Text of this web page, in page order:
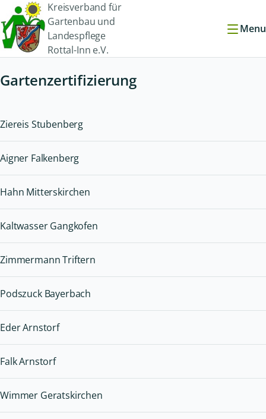
Kreisverband für
Gartenbau und
Landespflege
Rottal-Inn e.V.
Menu
Gartenzertifizierung
Ziereis Stubenberg
Aigner Falkenberg
Hahn Mitterskirchen
Kaltwasser Gangkofen
Zimmermann Triftern
Podszuck Bayerbach
Eder Arnstorf
Falk Arnstorf
Wimmer Geratskirchen